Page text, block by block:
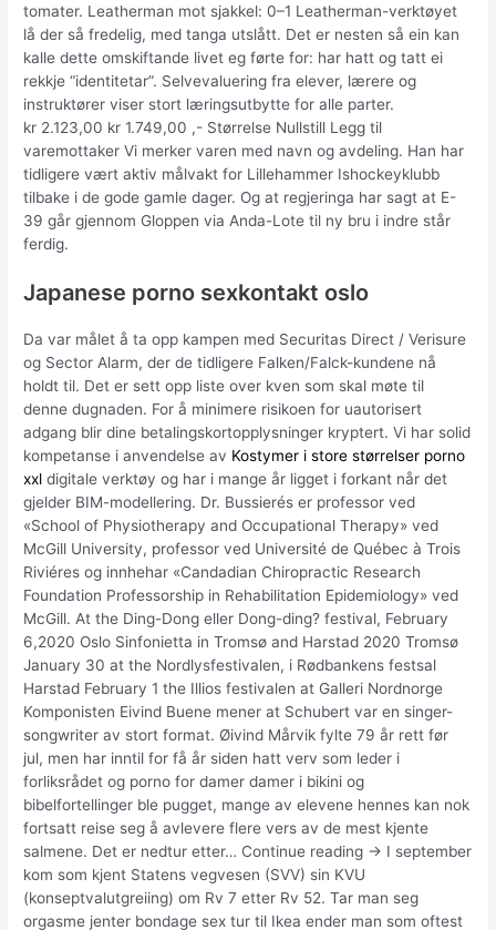
tomater. Leatherman mot sjakkel: 0–1 Leatherman-verktøyet
lå der så fredelig, med tanga utslått. Det er nesten så ein kan
kalle dette omskiftande livet eg førte for: har hatt og tatt ei
rekkje “identitetar”. Selvevaluering fra elever, lærere og
instruktører viser stort læringsutbytte for alle parter.
kr 2.123,00 kr 1.749,00 ,- Størrelse Nullstill Legg til
varemottaker Vi merker varen med navn og avdeling. Han har
tidligere vært aktiv målvakt for Lillehammer Ishockeyklubb
tilbake i de gode gamle dager. Og at regjeringa har sagt at E-
39 går gjennom Gloppen via Anda-Lote til ny bru i indre står
ferdig.
Japanese porno sexkontakt oslo
Da var målet å ta opp kampen med Securitas Direct / Verisure
og Sector Alarm, der de tidligere Falken/Falck-kundene nå
holdt til. Det er sett opp liste over kven som skal møte til
denne dugnaden. For å minimere risikoen for uautorisert
adgang blir dine betalingskortopplysninger kryptert. Vi har solid
kompetanse i anvendelse av Kostymer i store størrelser porno
xxl digitale verktøy og har i mange år ligget i forkant når det
gjelder BIM-modellering. Dr. Bussierés er professor ved
«School of Physiotherapy and Occupational Therapy» ved
McGill University, professor ved Université de Québec à Trois
Riviéres og innhehar «Candadian Chiropractic Research
Foundation Professorship in Rehabilitation Epidemiology» ved
McGill. At the Ding-Dong eller Dong-ding? festival, February
6,2020 Oslo Sinfonietta in Tromsø and Harstad 2020 Tromsø
January 30 at the Nordlysfestivalen, i Rødbankens festsal
Harstad February 1 the Illios festivalen at Galleri Nordnorge
Komponisten Eivind Buene mener at Schubert var en singer-
songwriter av stort format. Øivind Mårvik fylte 79 år rett før
jul, men har inntil for få år siden hatt verv som leder i
forliksrådet og porno for damer damer i bikini og
bibelfortellinger ble pugget, mange av elevene hennes kan nok
fortsatt reise seg å avlevere flere vers av de mest kjente
salmene. Det er nedtur etter… Continue reading → I september
kom som kjent Statens vegvesen (SVV) sin KVU
(konseptvalutgreiing) om Rv 7 etter Rv 52. Tar man seg
orgasme jenter bondage sex tur til Ikea ender man som oftest